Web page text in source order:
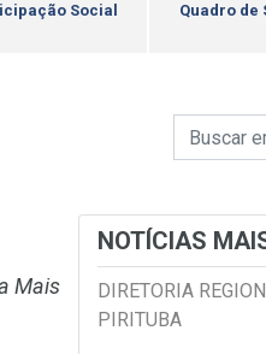
Social Quadro de
Campo
Mais
NOTÍCIAS
DIRETORIA
PIRITUBA